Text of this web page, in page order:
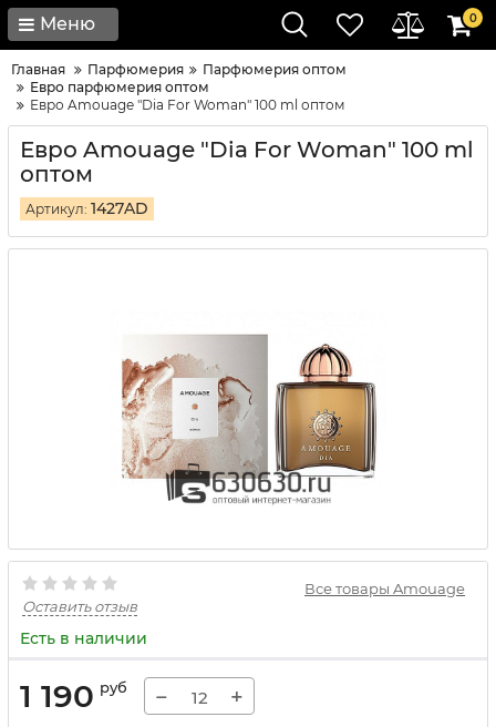
Меню 0
Главная Парфюмерия
Парфюмерия оптом
Евро парфюмерия оптом
Евро Amouage "Dia For Woman" 100 ml оптом
Евро Amouage "Dia For Woman" 100 ml
оптом
Артикул: 1427AD
Все товары Amouage
Оставить отзыв
Есть в наличии
1 190 руб − +